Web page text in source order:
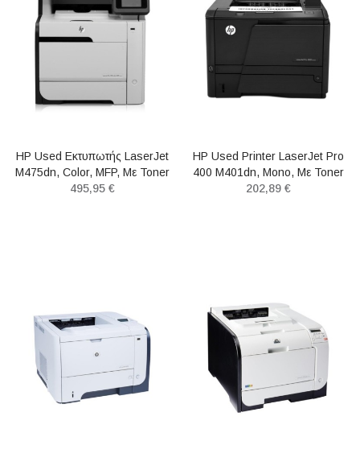
HP Used Εκτυπωτής LaserJet
M475dn, Color, MFP, Με Toner
495,95 €
HP Used Printer LaserJet Pro
400 M401dn, Mono, Με Toner
202,89 €